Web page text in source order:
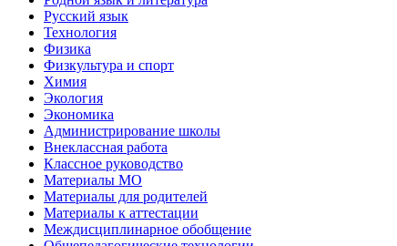
Русский язык
Технология
Физика
Физкультура и спорт
Химия
Экология
Экономика
Администрирование школы
Внеклассная работа
Классное руководство
Материалы МО
Материалы для родителей
Материалы к аттестации
Междисциплинарное обобщение